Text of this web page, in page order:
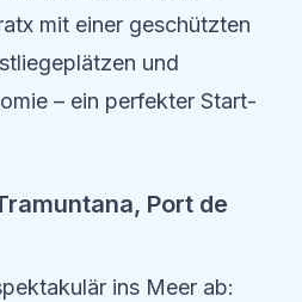
mit einer geschützten
und
– ein perfekter Start-
Port de
ins Meer ab: